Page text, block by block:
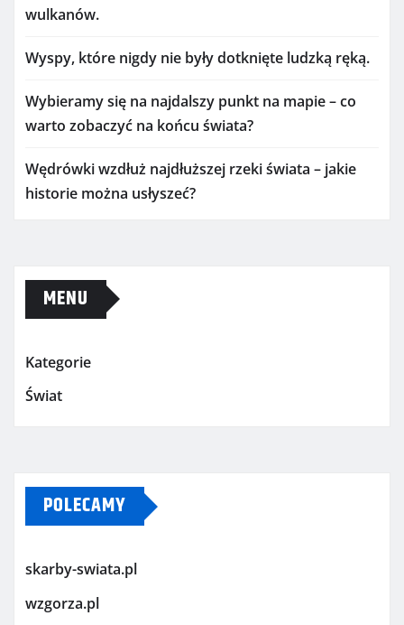
wulkanów.
Wyspy, które nigdy nie były dotknięte ludzką ręką.
Wybieramy się na najdalszy punkt na mapie – co
warto zobaczyć na końcu świata?
Wędrówki wzdłuż najdłuższej rzeki świata – jakie
historie można usłyszeć?
MENU
Kategorie
Świat
POLECAMY
skarby-swiata.pl
wzgorza.pl